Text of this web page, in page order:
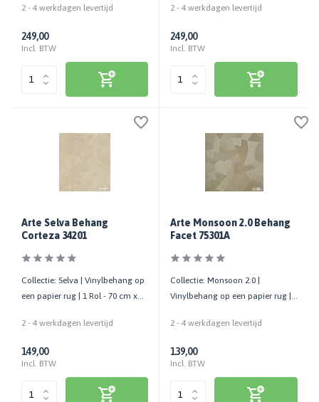
2 - 4 werkdagen levertijd
249,00
Incl. BTW
2 - 4 werkdagen levertijd
249,00
Incl. BTW
Arte Selva Behang
Corteza 34201
Collectie: Selva | Vinylbehang op
een papier rug | 1 Rol - 70 cm x
2 - 4 werkdagen levertijd
149,00
Incl. BTW
Arte Monsoon 2.0 Behang
Facet 75301A
Collectie: Monsoon 2.0 |
Vinylbehang op een papier rug | 1
2 - 4 werkdagen levertijd
139,00
Incl. BTW